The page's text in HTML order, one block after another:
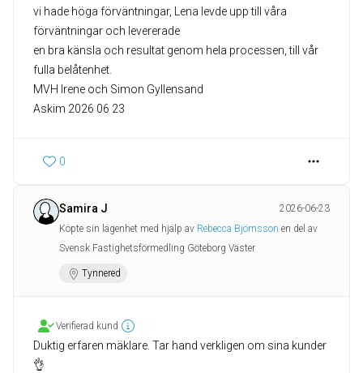
vi hade höga förväntningar, Lena levde upp till våra
förväntningar och levererade
en bra känsla och resultat genom hela processen, till vår
fulla belåtenhet.
MVH Irene och Simon Gyllensand
Askim 2026 06 23
0
Samira J
2026-06-23
Köpte sin lägenhet med hjälp av Rebecca Björnsson en del av
Svensk Fastighetsförmedling Göteborg Väster
Tynnered
Verifierad kund
Duktig erfaren mäklare. Tar hand verkligen om sina kunder
👌